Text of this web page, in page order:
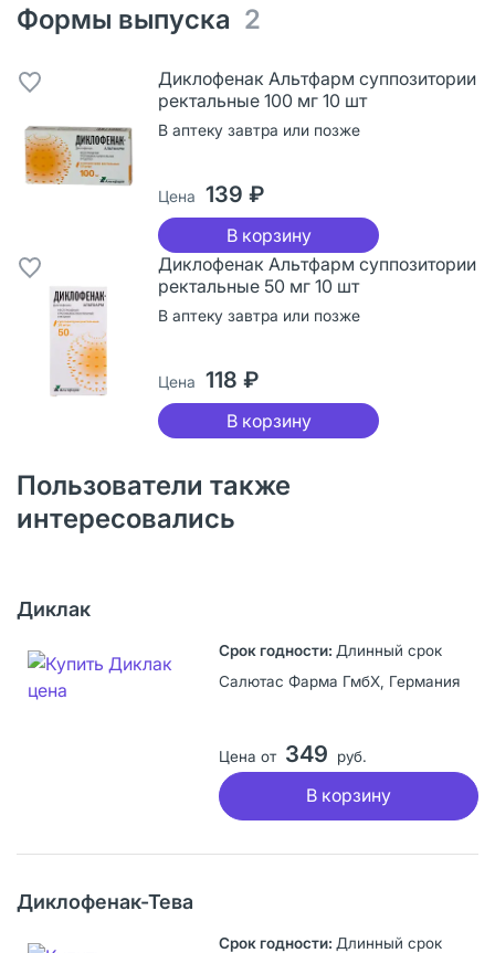
Формы выпуска 2
Диклофенак Альтфарм суппозитории
ректальные 100 мг 10 шт
В аптеку завтра или позже
Цена 139 ₽
В корзину
Диклофенак Альтфарм суппозитории
ректальные 50 мг 10 шт
В аптеку завтра или позже
Цена 118 ₽
В корзину
Пользователи также
интересовались
Диклак
Длинный срок
Салютас Фарма ГмбХ, Германия
Цена от 349 руб.
В корзину
Диклофенак-Тева
Длинный срок